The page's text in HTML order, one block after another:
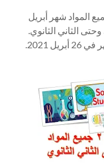
المواد شهر أبريل
وحتى الثاني الثانوي.
2021.